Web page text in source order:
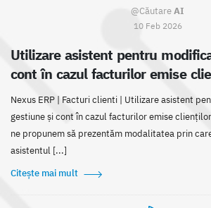
@CăutareAI
10 Feb 2026
Utilizare asistent pentru
cont în cazul facturilor emise
Nexus ERP | Facturi clienti | Utilizare asistent
gestiune și cont în cazul facturilor emise
ne propunem să prezentăm modalitatea prin
asistentul [...]
Citește mai mult